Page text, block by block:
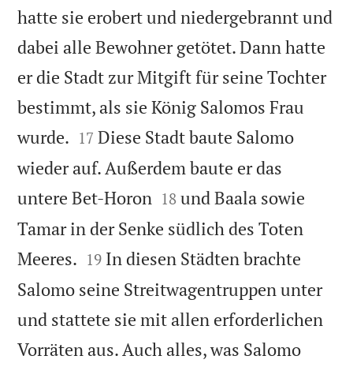
hatte sie erobert und niedergebrannt und
dabei alle Bewohner getötet. Dann hatte
er die Stadt zur Mitgift für seine Tochter
bestimmt, als sie König Salomos Frau
wurde. 

17 Diese Stadt baute Salomo
wieder auf. Außerdem baute er das
untere Bet-Horon 

18 und Baala sowie
Tamar in der Senke südlich des Toten
Meeres. 

19 In diesen Städten brachte
Salomo seine Streitwagentruppen unter
und stattete sie mit allen erforderlichen
Vorräten aus. Auch alles, was Salomo